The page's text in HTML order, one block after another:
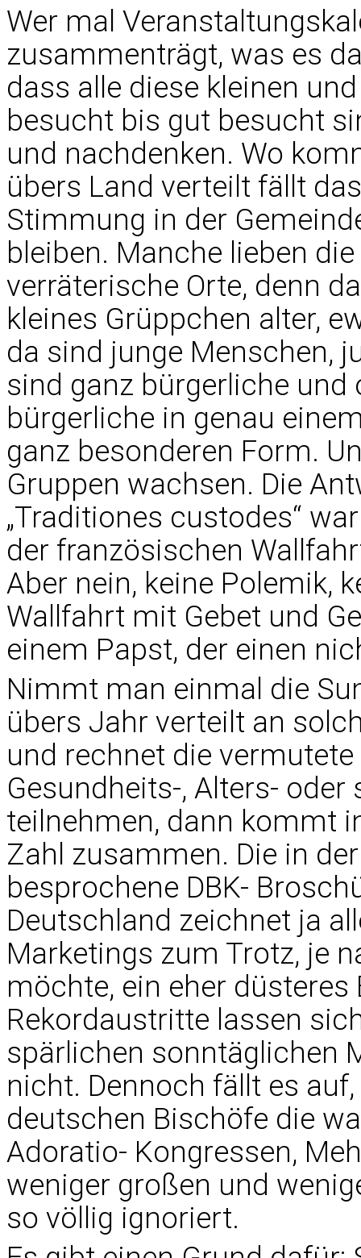
Wer mal
zusammenträgt, was es
dass alle diese kleinen
besucht bis gut besucht
und nachdenken. Wo
übers Land verteilt fällt
Stimmung in der
bleiben. Manche lieben
verräterische Orte, denn
kleines Grüppchen alter,
da sind junge Menschen,
sind ganz bürgerliche
bürgerliche in genau
ganz besonderen Form.
Gruppen wachsen. Die
„Traditiones custodes“
der französischen
Aber nein, keine Polemik,
Wallfahrt mit Gebet und
einem Papst, der einen
Nimmt man einmal die
übers Jahr verteilt an
und rechnet die
Gesundheits-, Alters-
teilnehmen, dann kommt
Zahl zusammen. Die in
besprochene DBK-
Deutschland zeichnet ja
Marketings zum Trotz, je
möchte, ein eher düsteres
Rekordaustritte lassen
spärlichen sonntäglichen
nicht. Dennoch fällt es
deutschen Bischöfe die
Adoratio- Kongressen,
weniger großen und
so völlig ignoriert.